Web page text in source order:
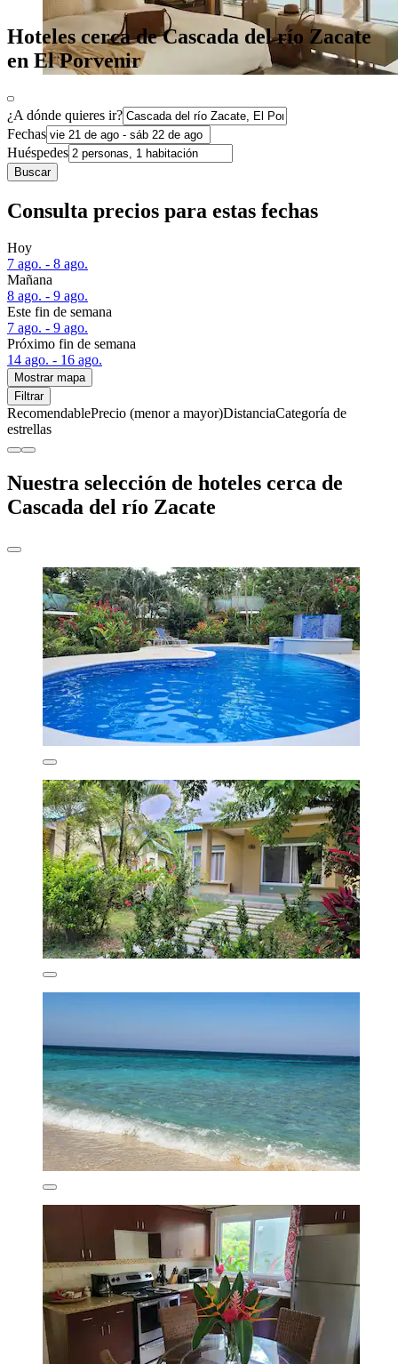
Hoteles cerca de Cascada del río Zacate
en El Porvenir
¿A dónde quieres ir?
Fechas
Huéspedes
Buscar
Consulta precios para estas fechas
Hoy
7 ago. - 8 ago.
Mañana
8 ago. - 9 ago.
Este fin de semana
7 ago. - 9 ago.
Próximo fin de semana
14 ago. - 16 ago.
Mostrar mapa
Filtrar
RecomendablePrecio (menor a mayor)DistanciaCategoría de
estrellas
Nuestra selección de hoteles cerca de
Cascada del río Zacate